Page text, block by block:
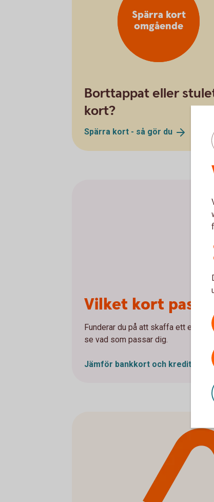
Spärra kort
omgående
Borttappat eller
kort?
Spärra kort - så gör du
Vilket kort
Funderar du på att skaffa ett eller
se vad som passar dig.
Jämför bankkort och kreditkort